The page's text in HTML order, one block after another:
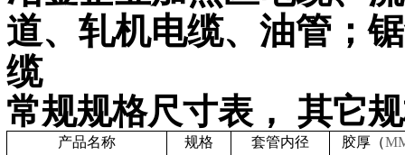
道、轧机电缆、油管；
缆
常规规格尺寸表， 其它
产品名称 规格 套管内径
胶厚（